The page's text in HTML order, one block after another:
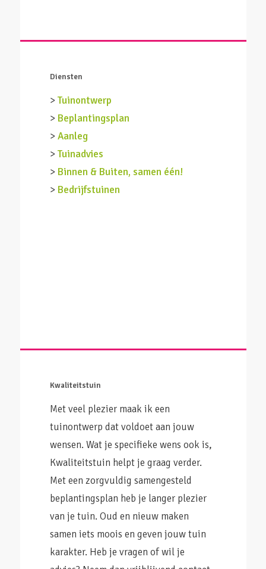
Diensten
>Tuinontwerp
> Beplantingsplan
>Aanleg
>Tuinadvies
> Binnen & Buiten, samen één!
> Bedrijfstuinen
Kwaliteitstuin
Met veel plezier maak ik een
tuinontwerp dat voldoet aan jouw
wensen. Wat je specifieke wens ook is,
Kwaliteitstuin helpt je graag verder.
Met een zorgvuldig samengesteld
beplantingsplan heb je langer plezier
van je tuin. Oud en nieuw maken
samen iets moois en geven jouw tuin
karakter. Heb je vragen of wil je